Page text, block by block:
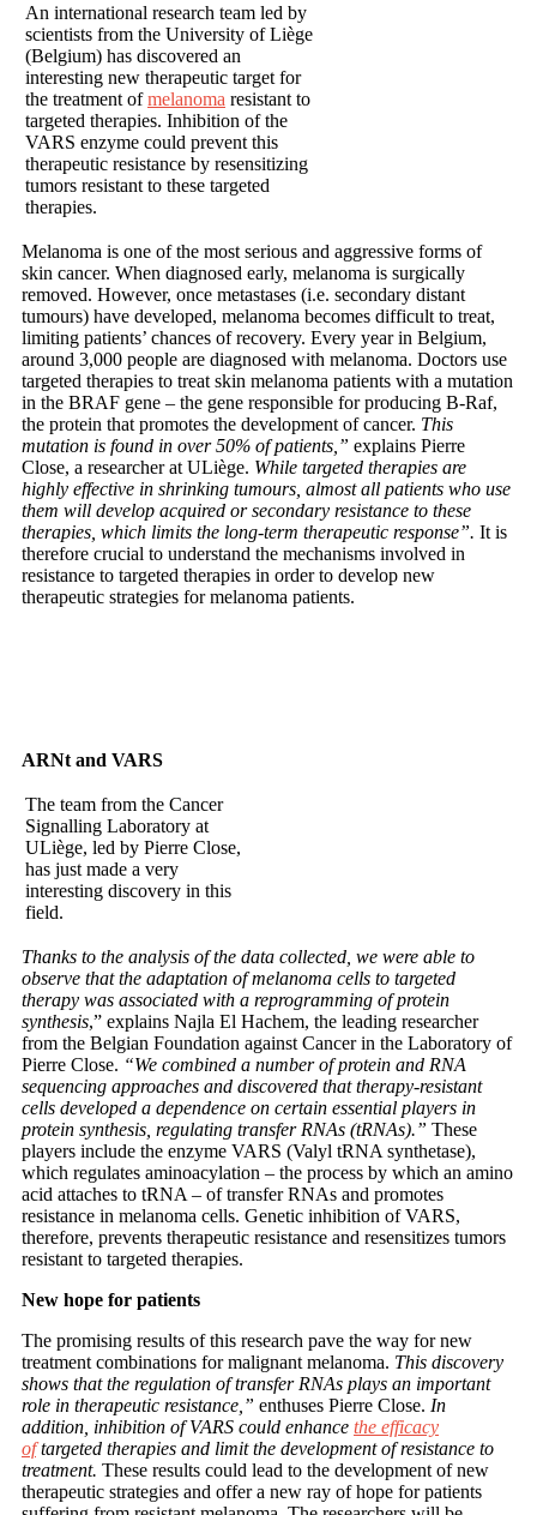
An international research team led by
scientists from the University of Liège
(Belgium) has discovered an
interesting new therapeutic target for
the treatment ofmelanoma resistant to
targeted therapies. Inhibition of the
VARS enzyme could prevent this
therapeutic resistance by resensitizing
tumors resistant to these targeted
therapies.
Melanoma is one of the most serious and aggressive forms of
skin cancer. When diagnosed early, melanoma is surgically
removed. However, once metastases (i.e. secondary distant
tumours) have developed, melanoma becomes difficult to treat,
limiting patients’ chances of recovery. Every year in Belgium,
around 3,000 people are diagnosed with melanoma. Doctors use
targeted therapies to treat skin melanoma patients with a mutation
in the BRAF gene – the gene responsible for producing B-Raf,
the protein that promotes the development of cancer. This
mutation is found in over 50% of patients,” explains Pierre
Close, a researcher at ULiège. While targeted therapies are
highly effective in shrinking tumours, almost all patients who use
them will develop acquired or secondary resistance to these
therapies, which limits the long-term therapeutic response”. It is
therefore crucial to understand the mechanisms involved in
resistance to targeted therapies in order to develop new
therapeutic strategies for melanoma patients.
ARNt and VARS
The team from the Cancer
Signalling Laboratory at
ULiège, led by Pierre Close,
has just made a very
interesting discovery in this
field.
Thanks to the analysis of the data collected, we were able to
observe that the adaptation of melanoma cells to targeted
therapy was associated with a reprogramming of protein
synthesis,” explains Najla El Hachem, the leading researcher
from the Belgian Foundation against Cancer in the Laboratory of
Pierre Close. “We combined a number of protein and RNA
sequencing approaches and discovered that therapy-resistant
cells developed a dependence on certain essential players in
protein synthesis, regulating transfer RNAs (tRNAs).” These
players include the enzyme VARS (Valyl tRNA synthetase),
which regulates aminoacylation – the process by which an amino
acid attaches to tRNA – of transfer RNAs and promotes
resistance in melanoma cells. Genetic inhibition of VARS,
therefore, prevents therapeutic resistance and resensitizes tumors
resistant to targeted therapies.
New hope for patients
The promising results of this research pave the way for new
treatment combinations for malignant melanoma. This discovery
shows that the regulation of transfer RNAs plays an important
role in therapeutic resistance,” enthuses Pierre Close. In
addition, inhibition of VARS could enhance the efficacy
oftargeted therapies and limit the development of resistance to
treatment. These results could lead to the development of new
therapeutic strategies and offer a new ray of hope for patients